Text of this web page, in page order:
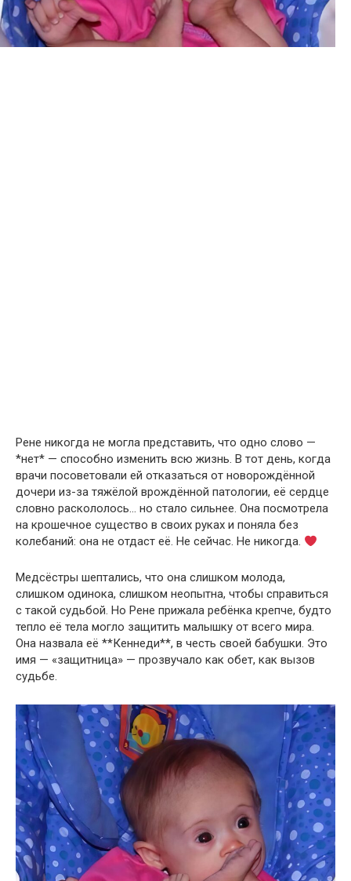
Рене никогда не могла представить, что одно слово —
*нет* — способно изменить всю жизнь. В тот день, когда
врачи посоветовали ей отказаться от новорождённой
дочери из-за тяжёлой врождённой патологии, её сердце
словно раскололось… но стало сильнее. Она посмотрела
на крошечное существо в своих руках и поняла без
колебаний: она не отдаст её. Не сейчас. Не никогда.
Медсёстры шептались, что она слишком молода,
слишком одинока, слишком неопытна, чтобы справиться
с такой судьбой. Но Рене прижала ребёнка крепче, будто
тепло её тела могло защитить малышку от всего мира.
Она назвала её **Кеннеди**, в честь своей бабушки. Это
имя — «защитница» — прозвучало как обет, как вызов
судьбе.